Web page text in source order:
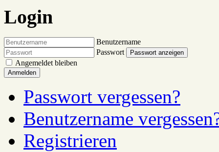
Login
Benutzername
Passwort
Passwort anzeigen
Angemeldet bleiben
Anmelden
Passwort vergessen?
Benutzername
Registrieren